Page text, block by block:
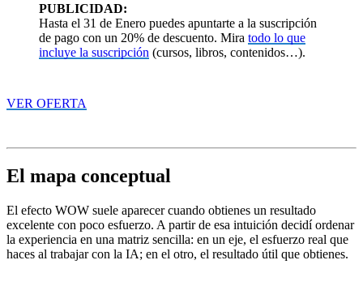
PUBLICIDAD:
Hasta el 31 de Enero puedes apuntarte a la suscripción
de pago con un 20% de descuento. Mira todo lo que
incluye la suscripción (cursos, libros, contenidos…).
VER OFERTA
El mapa conceptual
El efecto WOW suele aparecer cuando obtienes un resultado
excelente con poco esfuerzo. A partir de esa intuición decidí ordenar
la experiencia en una matriz sencilla: en un eje, el esfuerzo real que
haces al trabajar con la IA; en el otro, el resultado útil que obtienes.